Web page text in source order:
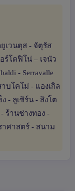
เวนตุส - จัตุรัส
ร์โตฟิโน่ – เจนัว
- Serravalle
บโคโม่ - แองเกิล
- ลูเซิร์น - สิงโต
ร้านช่างทอง -
าศาสตร์ - สนาม